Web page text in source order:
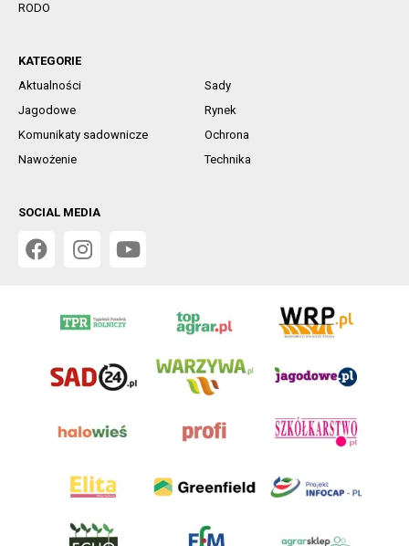
RODO
KATEGORIE
Aktualności
Sady
Jagodowe
Rynek
Komunikaty sadownicze
Ochrona
Nawożenie
Technika
SOCIAL MEDIA